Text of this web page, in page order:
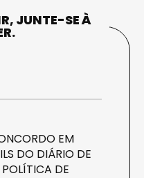
JUNTE-SE À
EM
DO DIÁRIO DE
POLÍTICA DE